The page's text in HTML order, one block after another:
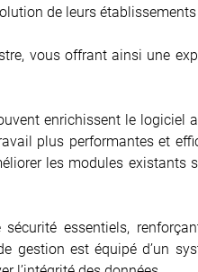
de leurs
vous offrant ainsi une
enrichissent le logiciel
plus performantes et
les modules
essentiels,
gestion est équipé d’un